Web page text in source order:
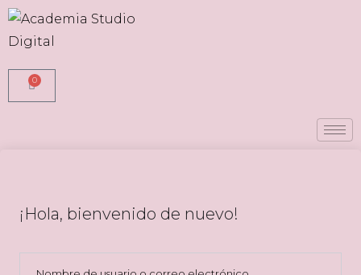
0
¡Hola, bienvenido de nuevo!